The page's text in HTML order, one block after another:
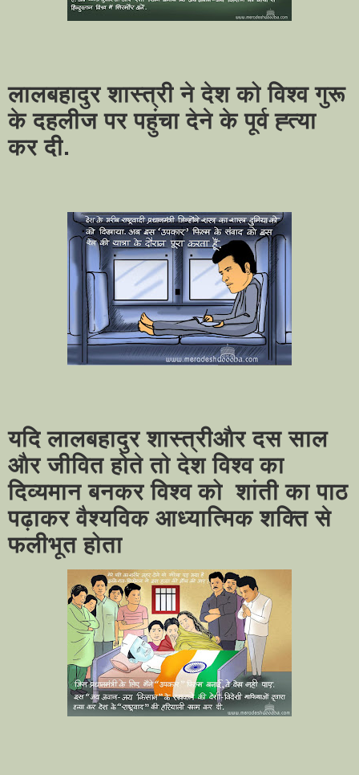
लालबहादुर शास्त्री ने देश को विश्व गुरू
के दहलीज पर पहुंचा देने के पूर्व ह्त्या
कर दी.
यदि लालबहादुर शास्त्रीऔर दस साल
और जीवित होते तो देश विश्व का
दिव्यमान बनकर विश्व को शांती का पाठ
पढ़ाकर वैश्यविक आध्यात्मिक शक्ति से
फलीभूत होता